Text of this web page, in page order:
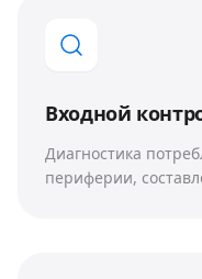
Входной
Диагностика
периферии,